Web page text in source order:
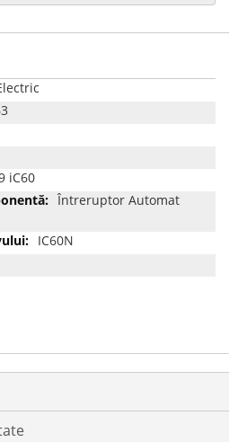
iC60
Întreruptor Automat
IC60N